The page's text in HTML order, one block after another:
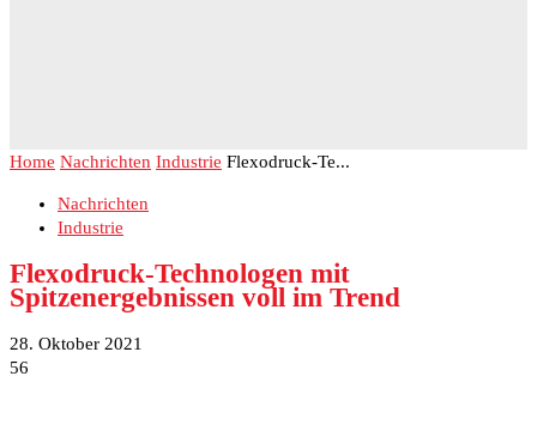
Home Nachrichten Industrie Flexodruck-Te...
Nachrichten
Industrie
Flexodruck-Technologen mit
Spitzenergebnissen voll im Trend
28. Oktober 2021
56